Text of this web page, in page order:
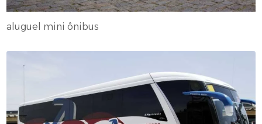
aluguel mini ônibus